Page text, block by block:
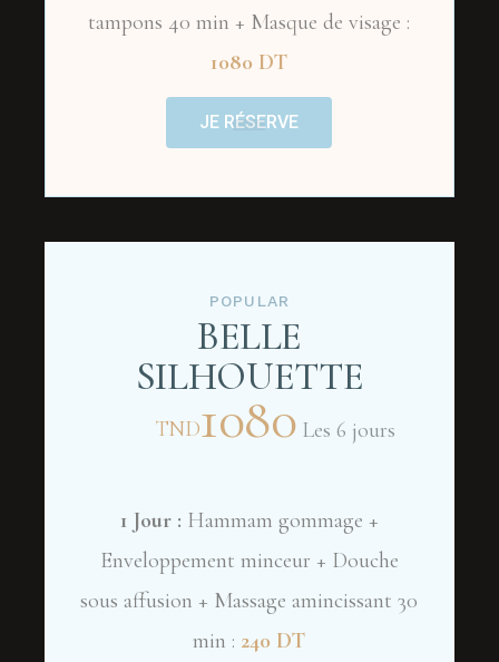
tampons 40 min + Masque de visage :
1080 DT
JE RÉSERVE
POPULAR
BELLE
SILHOUETTE
TND1080 Les 6 jours
1 Jour : Hammam gommage +
Enveloppement minceur + Douche
sous affusion + Massage amincissant 30
min : 240 DT